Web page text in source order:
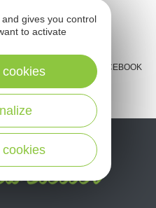
Marcillac wines.
MESSENGER FACEBOOK
gives you control
to activate